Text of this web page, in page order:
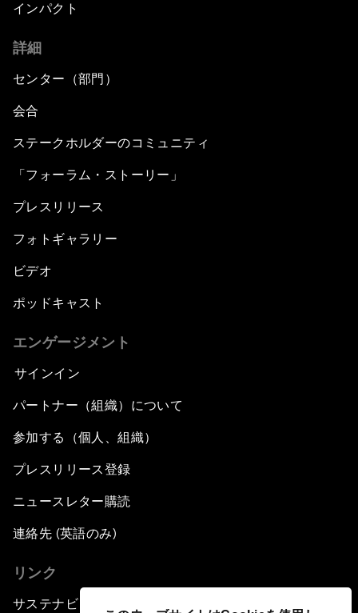
インパクト
詳細
センター（部門）
会合
ステークホルダーのコミュニティ
「フォーラム・ストーリー」
プレスリリース
フォトギャラリー
ビデオ
ポッドキャスト
エンゲージメント
サインイン
パートナー（組織）について
参加する（個人、組織）
プレスリリース登録
ニュースレター購読
連絡先 (英語のみ)
リンク
サステナビリティへの取り組み